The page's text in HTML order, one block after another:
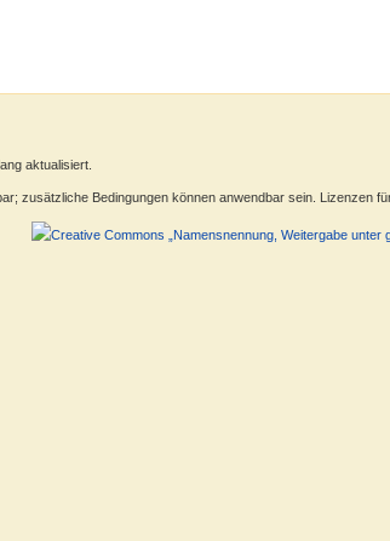
aktualisiert.
zusätzliche Bedingungen können anwendbar sein. Lizenzen